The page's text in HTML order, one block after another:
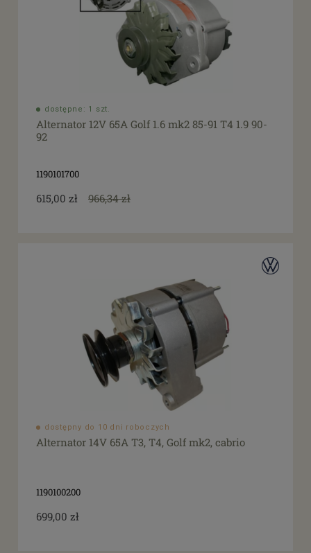
dostępne: 1 szt.
Alternator 12V 65A Golf 1.6 mk2 85-91 T4 1.9 90-
92
1190101700
615,00 zł 966,34 zł
dostępny do 10 dni roboczych
Alternator 14V 65A T3, T4, Golf mk2, cabrio
1190100200
699,00 zł